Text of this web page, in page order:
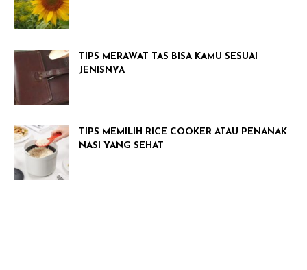
TIPS MERAWAT TAS BISA KAMU SESUAI
JENISNYA
TIPS MEMILIH RICE COOKER ATAU PENANAK
NASI YANG SEHAT